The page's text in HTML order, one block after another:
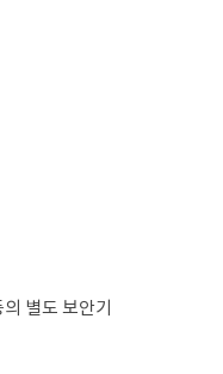
별도 보안기